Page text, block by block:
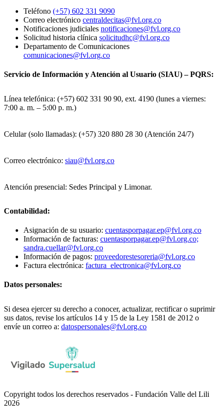
Teléfono (+57) 602 331 9090
Correo electrónico centraldecitas@fvl.org.co
Notificaciones judiciales notificaciones@fvl.org.co
Solicitud historia clínica solicitudhc@fvl.org.co
Departamento de Comunicaciones
comunicaciones@fvl.org.co
Servicio de Información y Atención al Usuario (SIAU) – PQRS:
Línea telefónica: (+57) 602 331 90 90, ext. 4190 (lunes a viernes:
7:00 a. m. – 5:00 p. m.)
Celular (solo llamadas): (+57) 320 880 28 30 (Atención 24/7)
Correo electrónico: siau@fvl.org.co
Atención presencial: Sedes Principal y Limonar.
Contabilidad:
Asignación de su usuario: cuentasporpagar.ep@fvl.org.co
Información de facturas: cuentasporpagar.ep@fvl.org.co;
sandra.cuellar@fvl.org.co
Información de pagos: proveedorestesoreria@fvl.org.co
Factura electrónica: factura_electronica@fvl.org.co
Datos personales:
Si desea ejercer su derecho a conocer, actualizar, rectificar o suprimir
sus datos, revise los artículos 14 y 15 de la Ley 1581 de 2012 o
envíe un correo a: datospersonales@fvl.org.co
Copyright todos los derechos reservados - Fundación Valle del Lili
2026